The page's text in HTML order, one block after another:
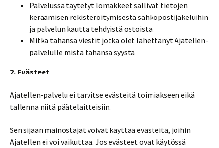
Palvelussa täytetyt lomakkeet sallivat tietojen
keräämisen rekisteröitymisestä sähköpostijakeluihin
ja palvelun kautta tehdyistä ostoista.
Mitkä tahansa viestit jotka olet lähettänyt Ajatellen-
palvelulle mistä tahansa syystä
2. Evästeet
Ajatellen-palvelu ei tarvitse evästeitä toimiakseen eikä
tallenna niitä päätelaitteisiin.
Sen sijaan mainostajat voivat käyttää evästeitä, joihin
Ajatellen ei voi vaikuttaa. Jos evästeet ovat käytössä